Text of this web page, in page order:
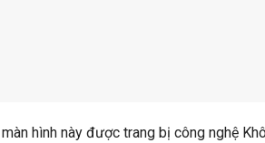
hình này được trang bị công nghệ